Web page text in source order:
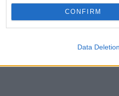
CONFIRM
Data Deletion